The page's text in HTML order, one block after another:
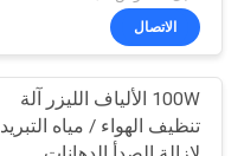
الاتصال
100W الألياف الليزر آلة
تنظيف الهواء / مياه التبريد